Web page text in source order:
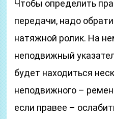
Чтобы определить
передачи, надо
натяжной ролик. На
неподвижный
будет находиться
неподвижного –
если правее –